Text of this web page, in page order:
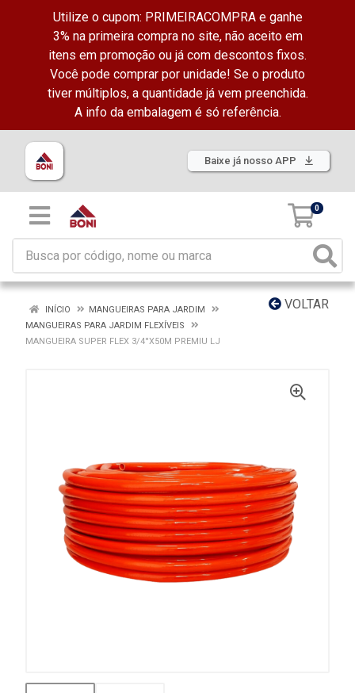
Utilize o cupom: PRIMEIRACOMPRA e ganhe
3% na primeira compra no site, não aceito em
itens em promoção ou já com descontos fixos.
Você pode comprar por unidade! Se o produto
tiver múltiplos, a quantidade já vem preenchida.
A info da embalagem é só referência.
Baixe já nosso APP
0
VOLTAR
INÍCIO
MANGUEIRAS PARA JARDIM
MANGUEIRAS PARA JARDIM FLEXÍVEIS
MANGUEIRA SUPER FLEX 3/4''X50M PREMIU LJ